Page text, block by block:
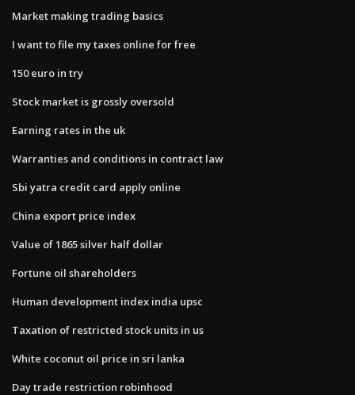
Market making trading basics
I want to file my taxes online for free
150 euro in try
Stock market is grossly oversold
Earning rates in the uk
Warranties and conditions in contract law
Sbi yatra credit card apply online
China export price index
Value of 1865 silver half dollar
Fortune oil shareholders
Human development index india upsc
Taxation of restricted stock units in us
White coconut oil price in sri lanka
Day trade restriction robinhood